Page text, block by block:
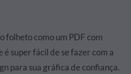
folheto como um PDF com
é super fácil de se fazer com a
para sua gráfica de confiança.